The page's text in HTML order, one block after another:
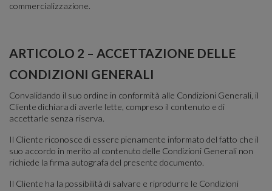
commercializzazione.
ARTICOLO 2 – ACCETTAZIONE DELLE
CONDIZIONI GENERALI
Convalidando il suo ordine in conformità alle Condizioni Generali, il
Cliente dichiara di averle lette, compreso il contenuto e di
accettarle senza riserva.
Il Cliente riconosce di essere pienamente informato del fatto che il
suo accordo in merito al contenuto delle Condizioni Generali non
richiede la firma autografa del presente documento.
Il Cliente ha la possibilità di salvare e riprodurre le Condizioni